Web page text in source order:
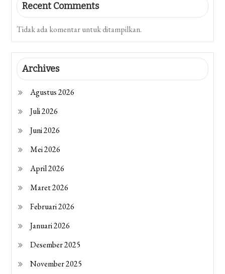
Recent Comments
Tidak ada komentar untuk ditampilkan.
Archives
Agustus 2026
Juli 2026
Juni 2026
Mei 2026
April 2026
Maret 2026
Februari 2026
Januari 2026
Desember 2025
November 2025